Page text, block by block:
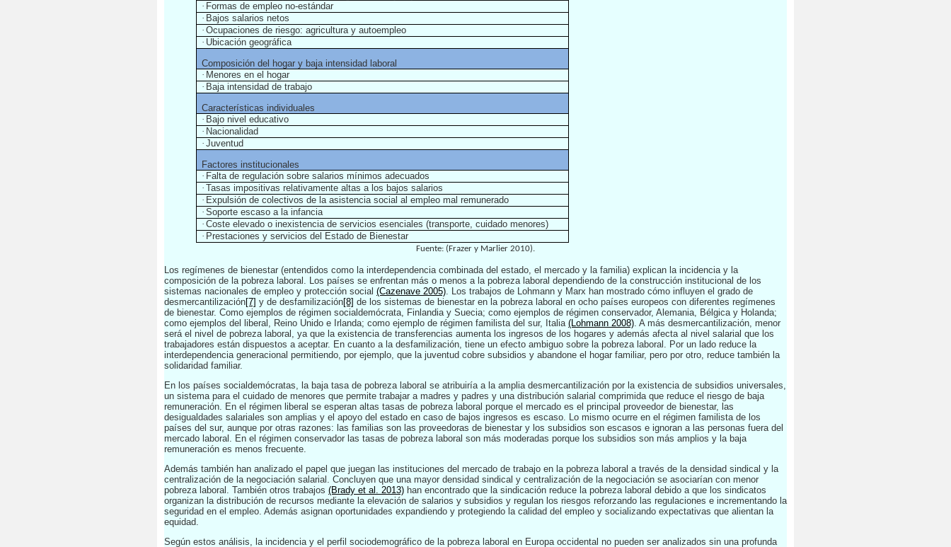
· Formas de empleo no-estándar
· Bajos salarios netos
· Ocupaciones de riesgo: agricultura y autoempleo
· Ubicación geográfica
Composición del hogar y baja intensidad laboral
· Menores en el hogar
· Baja intensidad de trabajo
Características individuales
· Bajo nivel educativo
· Nacionalidad
· Juventud
Factores institucionales
· Falta de regulación sobre salarios mínimos adecuados
· Tasas impositivas relativamente altas a los bajos salarios
· Expulsión de colectivos de la asistencia social al empleo mal remunerado
· Soporte escaso a la infancia
· Coste elevado o inexistencia de servicios esenciales (transporte, cuidado menores)
· Prestaciones y servicios del Estado de Bienestar
Fuente: (Frazer y Marlier 2010).
Los regímenes de bienestar (entendidos como la interdependencia combinada del estado, el mercado y la familia) explican la incidencia y la
composición de la pobreza laboral. Los países se enfrentan más o menos a la pobreza laboral dependiendo de la construcción institucional de los
sistemas nacionales de empleo y protección social (Cazenave 2005). Los trabajos de Lohmann y Marx han mostrado cómo influyen el grado de
desmercantilización[7] y de desfamilización[8] de los sistemas de bienestar en la pobreza laboral en ocho países europeos con diferentes regímenes
de bienestar. Como ejemplos de régimen socialdemócrata, Finlandia y Suecia; como ejemplos de régimen conservador, Alemania, Bélgica y Holanda;
como ejemplos del liberal, Reino Unido e Irlanda; como ejemplo de régimen familista del sur, Italia (Lohmann 2008). A más desmercantilización, menor
será el nivel de pobreza laboral, ya que la existencia de transferencias aumenta los ingresos de los hogares y además afecta al nivel salarial que los
trabajadores están dispuestos a aceptar. En cuanto a la desfamilización, tiene un efecto ambiguo sobre la pobreza laboral. Por un lado reduce la
interdependencia generacional permitiendo, por ejemplo, que la juventud cobre subsidios y abandone el hogar familiar, pero por otro, reduce también la
solidaridad familiar.
En los países socialdemócratas, la baja tasa de pobreza laboral se atribuiría a la amplia desmercantilización por la existencia de subsidios universales,
un sistema para el cuidado de menores que permite trabajar a madres y padres y una distribución salarial comprimida que reduce el riesgo de baja
remuneración. En el régimen liberal se esperan altas tasas de pobreza laboral porque el mercado es el principal proveedor de bienestar, las
desigualdades salariales son amplias y el apoyo del estado en caso de bajos ingresos es escaso. Lo mismo ocurre en el régimen familista de los
países del sur, aunque por otras razones: las familias son las proveedoras de bienestar y los subsidios son escasos e ignoran a las personas fuera del
mercado laboral. En el régimen conservador las tasas de pobreza laboral son más moderadas porque los subsidios son más amplios y la baja
remuneración es menos frecuente.
Además también han analizado el papel que juegan las instituciones del mercado de trabajo en la pobreza laboral a través de la densidad sindical y la
centralización de la negociación salarial. Concluyen que una mayor densidad sindical y centralización de la negociación se asociarían con menor
pobreza laboral. También otros trabajos (Brady et al. 2013) han encontrado que la sindicación reduce la pobreza laboral debido a que los sindicatos
organizan la distribución de recursos mediante la elevación de salarios y subsidios y regulan los riesgos reforzando las regulaciones e incrementando la
seguridad en el empleo. Además asignan oportunidades expandiendo y protegiendo la calidad del empleo y socializando expectativas que alientan la
equidad.
Según estos análisis, la incidencia y el perfil sociodemográfico de la pobreza laboral en Europa occidental no pueden ser analizados sin una profunda